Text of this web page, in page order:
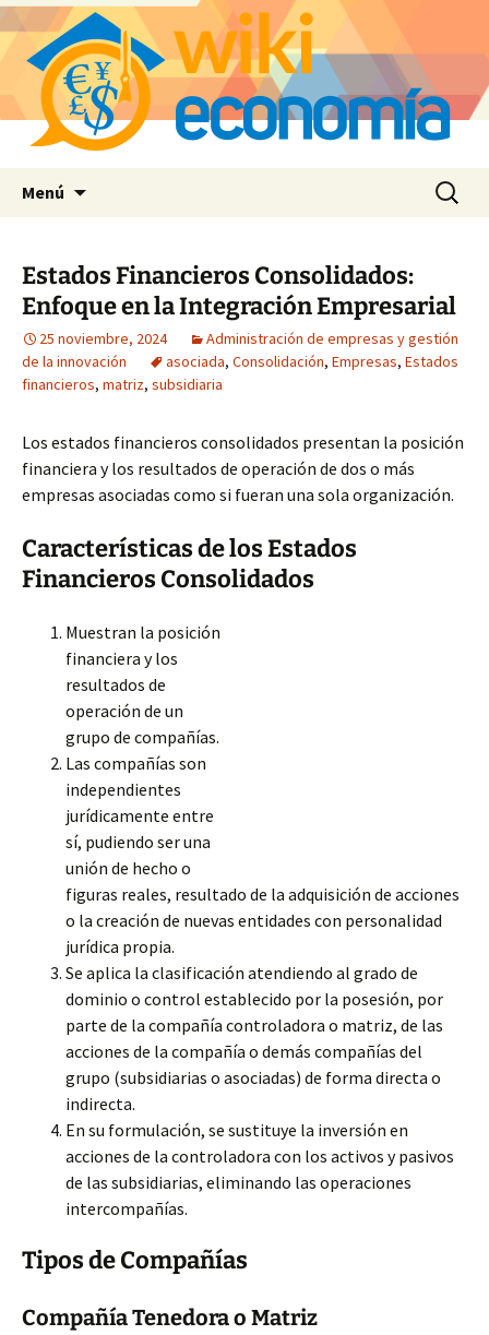
Menú Buscar:
Estados Financieros Consolidados:
Enfoque en la Integración Empresarial
25 noviembre, 2024
Administración de empresas y gestión
de la innovación
asociada, Consolidación, Empresas, Estados
financieros, matriz, subsidiaria
Los estados financieros consolidados presentan la posición
financiera y los resultados de operación de dos o más
empresas asociadas como si fueran una sola organización.
Características de los Estados
Financieros Consolidados
Muestran la posición
financiera y los
resultados de
operación de un
grupo de compañías.
Las compañías son
independientes
jurídicamente entre
sí, pudiendo ser una
unión de hecho o
figuras reales, resultado de la adquisición de acciones
o la creación de nuevas entidades con personalidad
jurídica propia.
Se aplica la clasificación atendiendo al grado de
dominio o control establecido por la posesión, por
parte de la compañía controladora o matriz, de las
acciones de la compañía o demás compañías del
grupo (subsidiarias o asociadas) de forma directa o
indirecta.
En su formulación, se sustituye la inversión en
acciones de la controladora con los activos y pasivos
de las subsidiarias, eliminando las operaciones
intercompañías.
Tipos de Compañías
Compañía Tenedora o Matriz